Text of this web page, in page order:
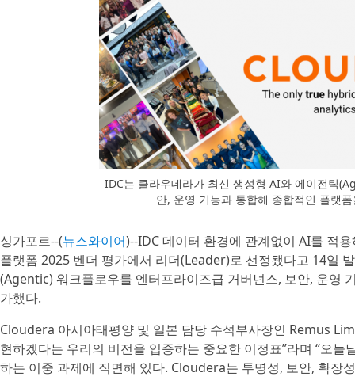
IDC는 클라우데라가 최신 생성형 AI와 에이전틱
안, 운영 기능과 통합해 종합적인 플랫
싱가포르--(뉴스와이어)--IDC 데이터 환경에 관계없이 AI를 적
플랫폼 2025 벤더 평가에서 리더(Leader)로 선정됐다고 14일
(Agentic) 워크플로우를 엔터프라이즈급 거버넌스, 보안, 운영
가했다.
Cloudera 아시아태평양 및 일본 담당 수석부사장인 Remus
현하겠다는 우리의 비전을 입증하는 중요한 이정표”라며 “오
하는 이중 과제에 직면해 있다. Cloudera는 투명성, 보안, 확장